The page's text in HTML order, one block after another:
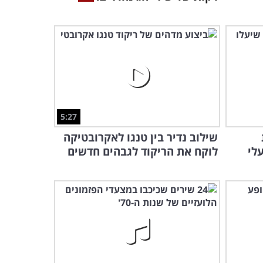
5:27
שילוב נדיר בין טנגו לאקרובטיקה
לוקח את הריקוד לגבהים חדשים